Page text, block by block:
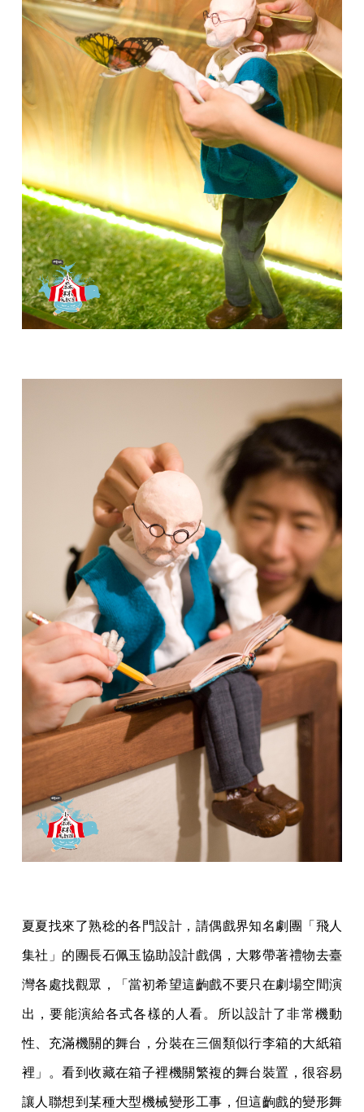
夏夏找來了熟稔的各門設計，請偶戲界知名劇團「飛人
集社」的團長石佩玉協助設計戲偶，大夥帶著禮物去臺
灣各處找觀眾，「當初希望這齣戲不要只在劇場空間演
出，要能演給各式各樣的人看。所以設計了非常機動
性、充滿機關的舞台，分裝在三個類似行李箱的大紙箱
裡」。看到收藏在箱子裡機關繁複的舞台裝置，很容易
讓人聯想到某種大型機械變形工事，但這齣戲的變形舞